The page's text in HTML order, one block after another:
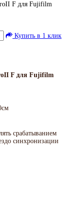
F для Fujifilm
Купить в 1 клик
F для Fujifilm
срабатыванием
синхронизации